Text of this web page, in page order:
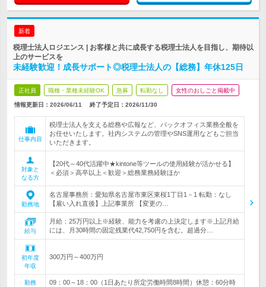
新着
税理士法人ロジエンス | お客様と共に成長する税理士法人を目指し、期待以
上のサービスを
未経験歓迎！成長サポート◎税理士法人の【総務】年休125日
正社員 職種・業種未経験OK 急募 転勤なし 女性のおしごと掲載中
情報更新日：2026/06/11 終了予定日： 2026/11/30
仕事内容
税理士法人を支える総務や広報など、バックオフィス業務全般を
お任せいたします。社内システムの管理やSNS運用などもご担当
いただきます。
対象と
なる方
【20代～40代活躍中★kintone等ツールの使用経験が活かせる】
＜必須＞高卒以上＜歓迎＞総務業務経験ほか
勤務地
名古屋事務所：愛知県名古屋市東区東桜1丁目1－1 転勤：なし
【雇い入れ直後】上記事業所 【変更の…
給与
月給：25万円以上※経験、能力を考慮の上決定します※上記月給
には、月30時間の固定残業代42,750円を含む。超過分…
初年度
年収
300万円～400万円
勤務
09：00～18：00（1日あたり所定労働時間8時間）休憩：60分時